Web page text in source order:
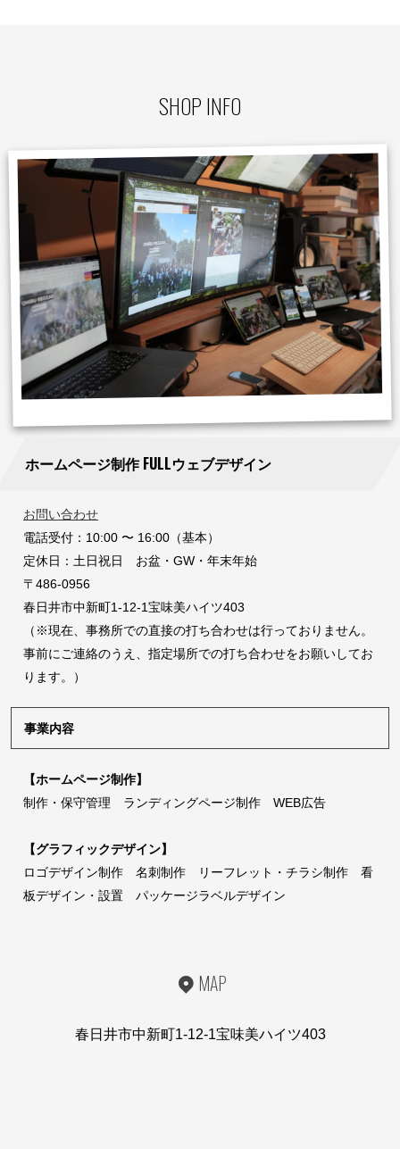
SHOP INFO
ホームページ制作 FULLウェブデザイン
お問い合わせ
電話受付：10:00 〜 16:00（基本）
定休日：土日祝日 お盆・GW・年末年始
〒486-0956
春日井市中新町1-12-1宝味美ハイツ403
（※現在、事務所での直接の打ち合わせは行っておりません。
事前にご連絡のうえ、指定場所での打ち合わせをお願いしてお
ります。）
事業内容
【ホームページ制作】
制作・保守管理 ランディングページ制作 WEB広告
【グラフィックデザイン】
ロゴデザイン制作 名刺制作 リーフレット・チラシ制作 看
板デザイン・設置 パッケージラベルデザイン
MAP
春日井市中新町1-12-1宝味美ハイツ403